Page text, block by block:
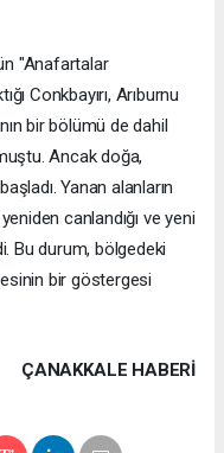
"Anafartalar
Conkbayırı, Arıburnu
bir bölümü de dahil
Ancak doğa,
Yanan alanların
canlandığı ve yeni
Bu durum, bölgedeki
bir göstergesi
ÇANAKKALE HABERİ